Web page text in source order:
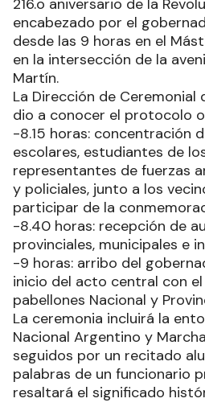
La ciudad de Formosa se
blanco para celebrar un
aquel 25 de Mayo de 1810.
216.o aniversario de la
encabezado por el
desde las 9 horas en el
en la intersección de la
Martín.
La Dirección de Ceremonial
dio a conocer el protocolo
-8.15 horas: concentración
escolares, estudiantes de
representantes de fuerzas
y policiales, junto a los
participar de la
-8.40 horas: recepción de
provinciales, municipales e
-9 horas: arribo del
inicio del acto central con el
pabellones Nacional y
La ceremonia incluirá la
Nacional Argentino y